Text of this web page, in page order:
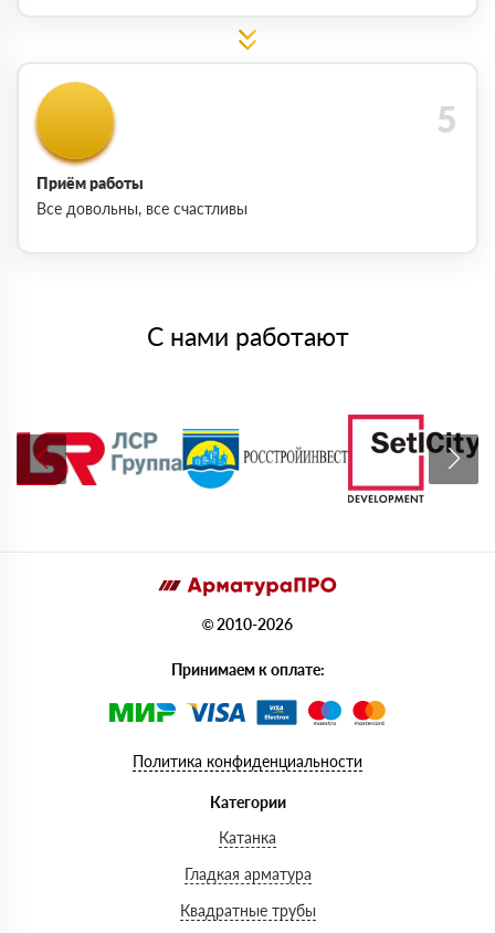
Приём работы
Все довольны, все счастливы
С нами работают
© 2010-2026
Принимаем к оплате:
Политика конфиденциальности
Категории
Катанка
Гладкая арматура
Квадратные трубы